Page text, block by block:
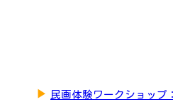
▶ 民画体験ワークショップ